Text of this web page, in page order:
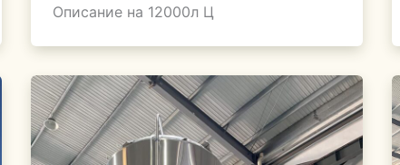
Описание на 12000л Ц